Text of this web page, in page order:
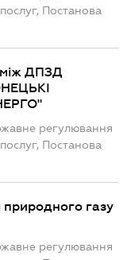
Постанова
між ДПЗД
регулювання
Постанова
природного газу
регулювання